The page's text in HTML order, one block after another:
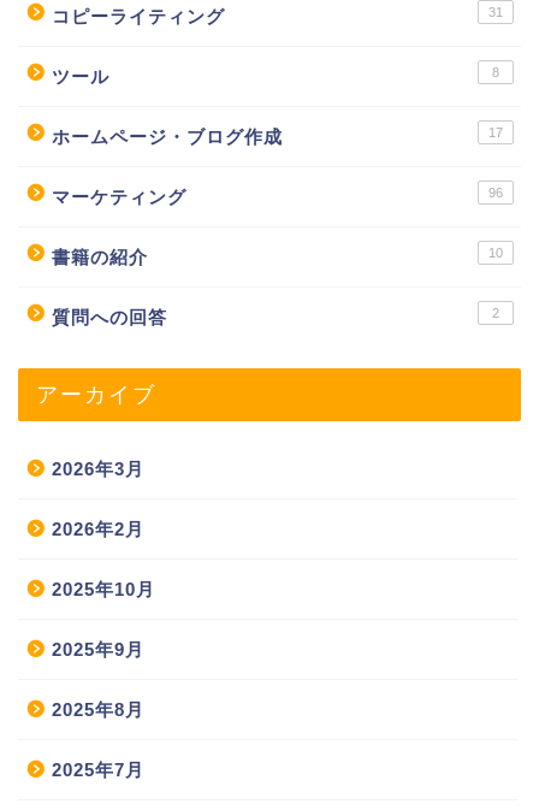
コピーライティング 31
ツール 8
ホームページ・ブログ作成 17
マーケティング 96
書籍の紹介 10
質問への回答 2
アーカイブ
2026年3月
2026年2月
2025年10月
2025年9月
2025年8月
2025年7月